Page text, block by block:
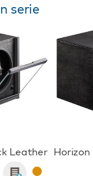
serie
Leather